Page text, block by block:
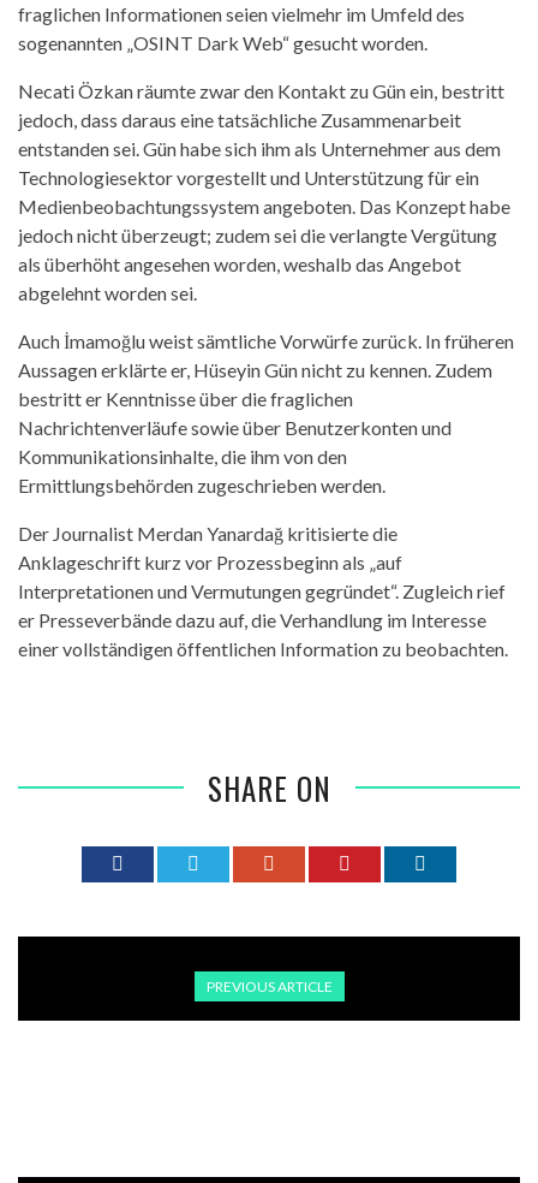
fraglichen Informationen seien vielmehr im Umfeld des
sogenannten „OSINT Dark Web“ gesucht worden.
Necati Özkan räumte zwar den Kontakt zu Gün ein, bestritt
jedoch, dass daraus eine tatsächliche Zusammenarbeit
entstanden sei. Gün habe sich ihm als Unternehmer aus dem
Technologiesektor vorgestellt und Unterstützung für ein
Medienbeobachtungssystem angeboten. Das Konzept habe
jedoch nicht überzeugt; zudem sei die verlangte Vergütung
als überhöht angesehen worden, weshalb das Angebot
abgelehnt worden sei.
Auch İmamoğlu weist sämtliche Vorwürfe zurück. In früheren
Aussagen erklärte er, Hüseyin Gün nicht zu kennen. Zudem
bestritt er Kenntnisse über die fraglichen
Nachrichtenverläufe sowie über Benutzerkonten und
Kommunikationsinhalte, die ihm von den
Ermittlungsbehörden zugeschrieben werden.
Der Journalist Merdan Yanardağ kritisierte die
Anklageschrift kurz vor Prozessbeginn als „auf
Interpretationen und Vermutungen gegründet“. Zugleich rief
er Presseverbände dazu auf, die Verhandlung im Interesse
einer vollständigen öffentlichen Information zu beobachten.
SHARE ON
PREVIOUS ARTICLE
FLUGHAFENVERBAND: STREICHUNGEN WEGEN